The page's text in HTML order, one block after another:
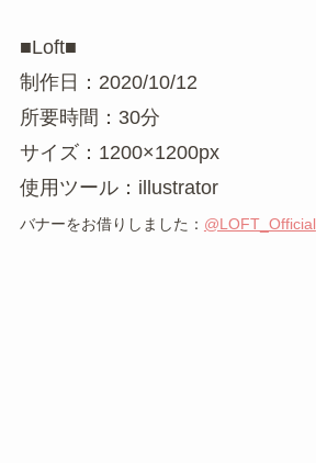
■Loft■
制作日：2020/10/12
所要時間：30分
サイズ：1200×1200px
使用ツール：illustrator
バナーをお借りしました： @LOFT_Official